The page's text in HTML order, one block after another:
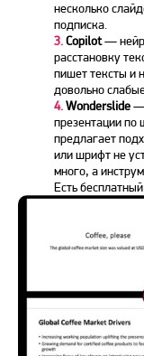
несколько
подписка.
3.Copilot—
расстановку
пишет тексты и
довольно
4.Wonderslide—
презентации по
предлагает
или шрифт не
много, а
Есть